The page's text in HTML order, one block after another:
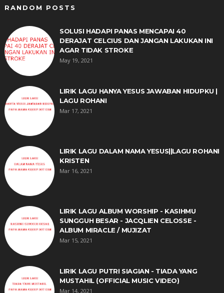
RANDOM POSTS
SOLUSI HADAPI PANAS MENCAPAI 40
DERAJAT CELCIUS DAN JANGAN LAKUKAN INI
AGAR TIDAK STROKE
May 19, 2021
LIRIK LAGU HANYA YESUS JAWABAN HIDUPKU |
LAGU ROHANI
Mar 17, 2021
LIRIK LAGU DALAM NAMA YESUS||LAGU ROHANI
KRISTEN
Mar 16, 2021
LIRIK LAGU ALBUM WORSHIP - KASIHMU
SUNGGUH BESAR - JACQLIEN CELOSSE -
ALBUM MIRACLE / MUJIZAT
Mar 15, 2021
LIRIK LAGU PUTRI SIAGIAN - TIADA YANG
MUSTAHIL (OFFICIAL MUSIC VIDEO)
Mar 14, 2021